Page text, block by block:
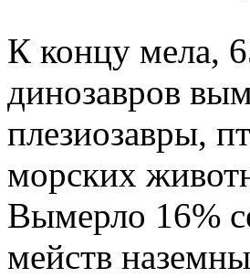
К концу мела,
ди­но­завров
пле­зио­завры,
мор­ских
Вы­мерло 16%
мейств